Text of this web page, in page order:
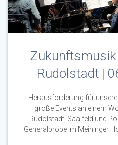
Rudolstadt |
Herausforderung für
große Events an einem
Rudolstadt, Saalfeld und
Generalprobe im Meininger